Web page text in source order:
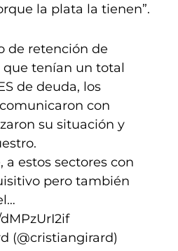
la plata la tienen”.
de retención de
tenían un total
de deuda, los
con
su situación y
a estos sectores con
pero también
(@cristiangirard)